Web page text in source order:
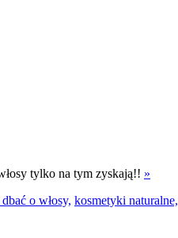
tylko na tym zyskają!! »
o włosy, kosmetyki naturalne,